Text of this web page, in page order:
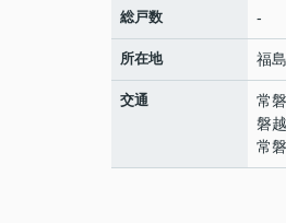
総戸数 -
所在地 福
交通 常
磐
常